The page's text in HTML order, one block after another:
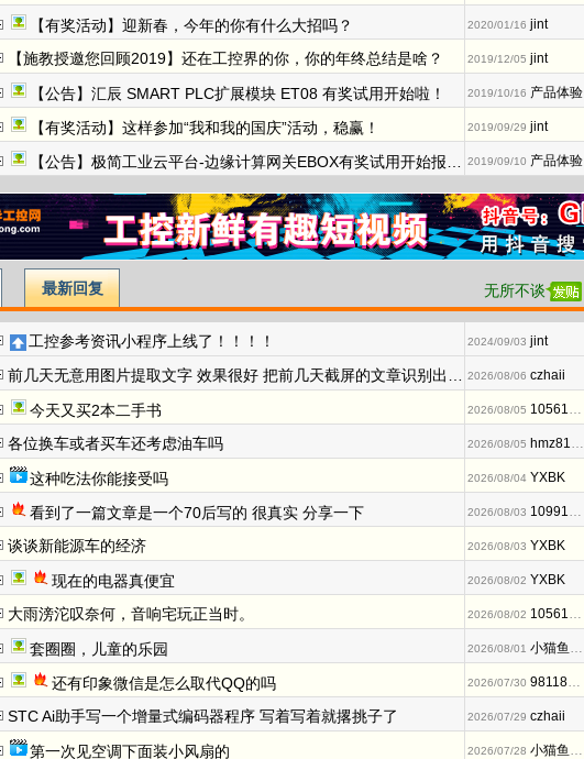
【有奖活动】迎新春，今年的你有什么大招吗？ 2020/01/16 jint
【施教授邀您回顾2019】还在工控界的你，你的年终总结是啥？ 2019/12/05 jint
【公告】汇辰 SMART PLC扩展模块 ET08 有奖试用开始啦！ 2019/10/16 产品体验
【有奖活动】这样参加“我和我的国庆”活动，稳赢！ 2019/09/29 jint
【公告】极简工业云平台-边缘计算网关EBOX有奖试用开始报名啦~ 2019/09/10 产品体验
最新回复 无所不谈
工控参考资讯小程序上线了！！！！ 2024/09/03 jint
前几天无意用图片提取文字 效果很好 把前几天截屏的文章识别出来了 2026/08/06 czhaii
今天又买2本二手书 2026/08/05 1056128144
各位换车或者买车还考虑油车吗 2026/08/05 hmz810220
这种吃法你能接受吗 2026/08/04 YXBK
看到了一篇文章是一个70后写的 很真实 分享一下 2026/08/03 1099171258
谈谈新能源车的经济 2026/08/03 YXBK
现在的电器真便宜 2026/08/02 YXBK
大雨滂沱叹奈何，音响宅玩正当时。 2026/08/02 1056128144
套圈圈，儿童的乐园 2026/08/01 小猫鱼MAWheF
还有印象微信是怎么取代QQ的吗 2026/07/30 981183833
STC Ai助手写一个增量式编码器程序 写着写着就撂挑子了 2026/07/29 czhaii
第一次见空调下面装小风扇的 2026/07/28 小猫鱼MAWheF